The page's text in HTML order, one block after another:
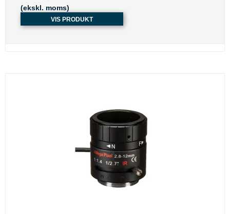
(ekskl. moms)
VIS PRODUKT